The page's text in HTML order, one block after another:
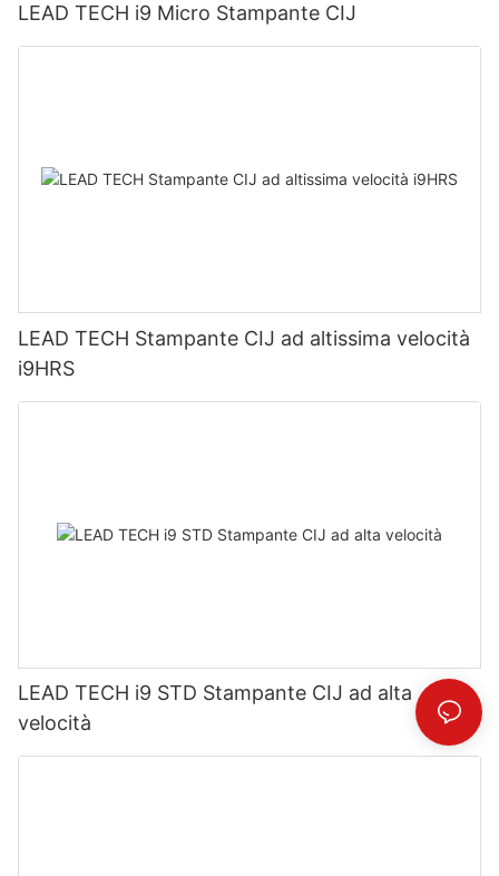
LEAD TECH i9 Micro Stampante CIJ
LEAD TECH Stampante CIJ ad altissima velocità
i9HRS
LEAD TECH i9 STD Stampante CIJ ad alta
velocità